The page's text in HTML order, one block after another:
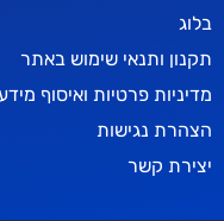
שימוש באתר
ואיסוף מידע